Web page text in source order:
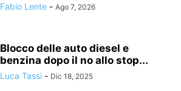
Fabio Lente - Ago 7, 2026
Blocco delle auto diesel e
benzina dopo il no allo stop...
Luca Tassi - Dic 18, 2025